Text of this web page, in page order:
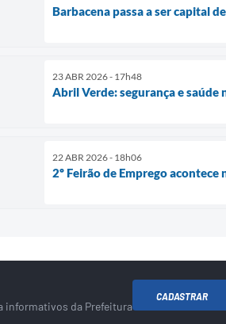
Barbacena passa a ser capital
23 ABR 2026 - 17h48
Abril Verde: segurança e
22 ABR 2026 - 18h06
2º Feirão de Emprego
informativos da Prefeitura
CADASTRAR